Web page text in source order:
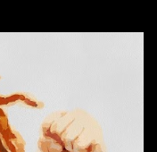
conditions. Le Manuel
5e édition
trouble bipolaire
humeurs peuvent